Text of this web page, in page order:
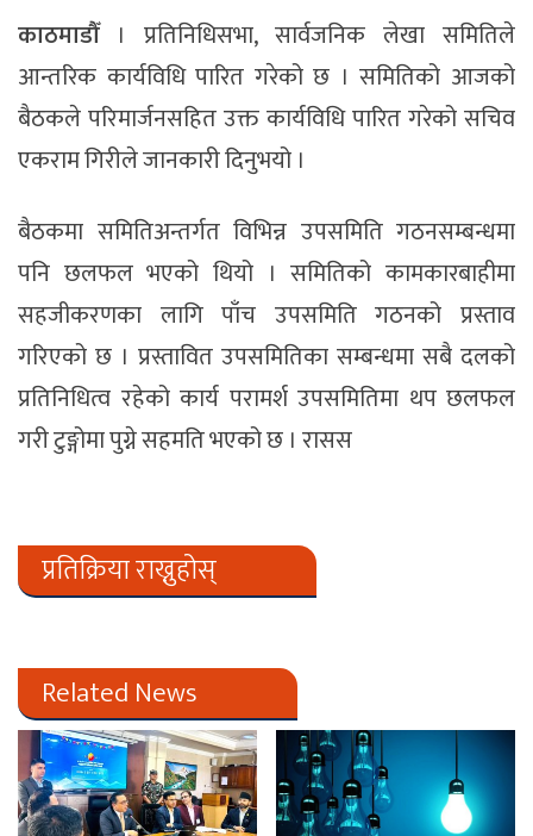
काठमाडौँ। प्रतिनिधिसभा, सार्वजनिक लेखा समितिले
आन्तरिक कार्यविधि पारित गरेको छ । समितिको आजको
बैठकले परिमार्जनसहित उक्त कार्यविधि पारित गरेको सचिव
एकराम गिरीले जानकारी दिनुभयो ।
बैठकमा समितिअन्तर्गत विभिन्न उपसमिति गठनसम्बन्धमा
पनि छलफल भएको थियो । समितिको कामकारबाहीमा
सहजीकरणका लागि पाँच उपसमिति गठनको प्रस्ताव
गरिएको छ । प्रस्तावित उपसमितिका सम्बन्धमा सबै दलको
प्रतिनिधित्व रहेको कार्य परामर्श उपसमितिमा थप छलफल
गरी टुङ्गोमा पुग्ने सहमति भएको छ । रासस
प्रतिक्रिया राख्नुहोस्
Related News